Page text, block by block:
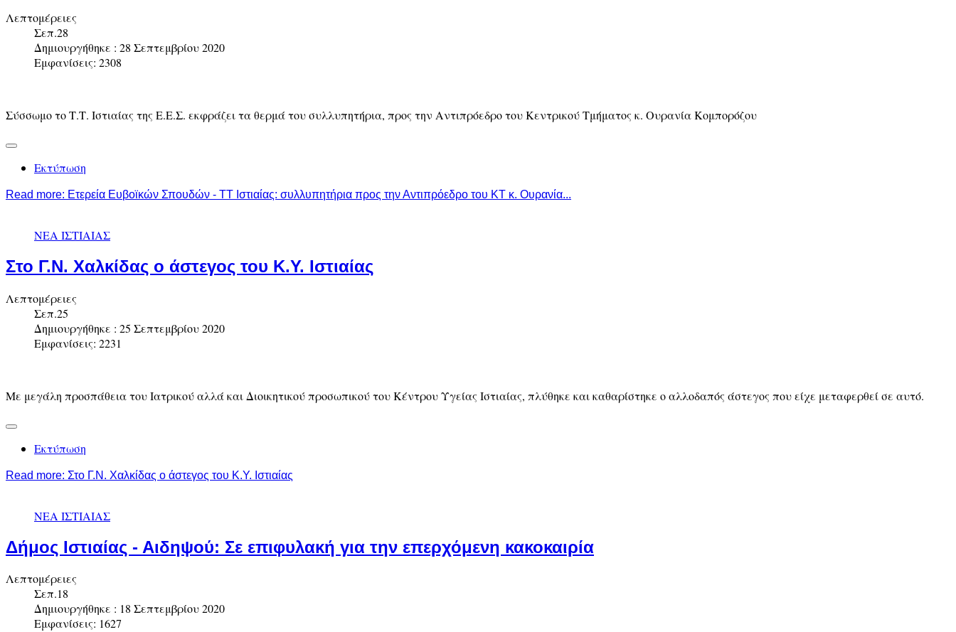
Λεπτομέρειες
Σεπ.28
Δημιουργήθηκε : 28 Σεπτεμβρίου 2020
Εμφανίσεις: 2308
Σύσσωμο το Τ.Τ. Ιστιαίας της Ε.Ε.Σ. εκφράζει τα θερμά του συλλυπητήρια, προς την Αντιπρόεδρο του Κεντρικού Τμήματος κ. Ουρανία Κομπορόζου
Εκτύπωση
Read more: Ετερεία Ευβοϊκών Σπουδών - ΤΤ Ιστιαίας: συλλυπητήρια προς την Αντιπρόεδρο του ΚΤ κ. Ουρανία...
ΝΕΑ ΙΣΤΙΑΙΑΣ
Στο Γ.Ν. Χαλκίδας ο άστεγος του Κ.Υ. Ιστιαίας
Λεπτομέρειες
Σεπ.25
Δημιουργήθηκε : 25 Σεπτεμβρίου 2020
Εμφανίσεις: 2231
Με μεγάλη προσπάθεια του Ιατρικού αλλά και Διοικητικού προσωπικού του Κέντρου Υγείας Ιστιαίας, πλύθηκε και καθαρίστηκε ο αλλοδαπός άστεγος που είχε μεταφερθεί σε αυτό.
Εκτύπωση
Read more: Στο Γ.Ν. Χαλκίδας ο άστεγος του Κ.Υ. Ιστιαίας
ΝΕΑ ΙΣΤΙΑΙΑΣ
Δήμος Ιστιαίας - Αιδηψού: Σε επιφυλακή για την επερχόμενη κακοκαιρία
Λεπτομέρειες
Σεπ.18
Δημιουργήθηκε : 18 Σεπτεμβρίου 2020
Εμφανίσεις: 1627